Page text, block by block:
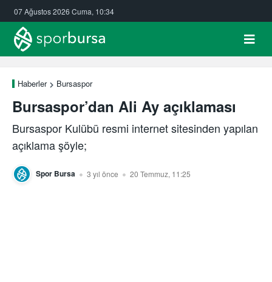
07 Ağustos 2026 Cuma, 10:34
Haberler Bursaspor
Bursaspor’dan Ali Ay açıklaması
Bursaspor Kulübü resmi internet sitesinden yapılan
açıklama şöyle;
Spor Bursa 3 yıl önce 20 Temmuz, 11:25